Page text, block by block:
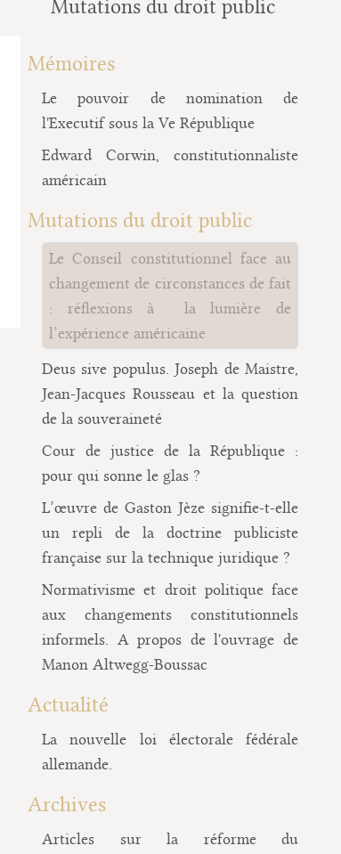
Mutations du droit public
Mémoires
Le pouvoir de nomination de
l'Executif sous la Ve République
Edward Corwin, constitutionnaliste
américain
Mutations du droit public
Le Conseil constitutionnel face au
changement de circonstances de fait
: réflexions à la lumière de
l’expérience américaine
Deus sive populus. Joseph de Maistre,
Jean-Jacques Rousseau et la question
de la souveraineté
Cour de justice de la République :
pour qui sonne le glas ?
L’œuvre de Gaston Jèze signifie-t-elle
un repli de la doctrine publiciste
française sur la technique juridique ?
Normativisme et droit politique face
aux changements constitutionnels
informels. A propos de l'ouvrage de
Manon Altwegg-Boussac
Actualité
La nouvelle loi électorale fédérale
allemande.
Archives
Articles sur la réforme du